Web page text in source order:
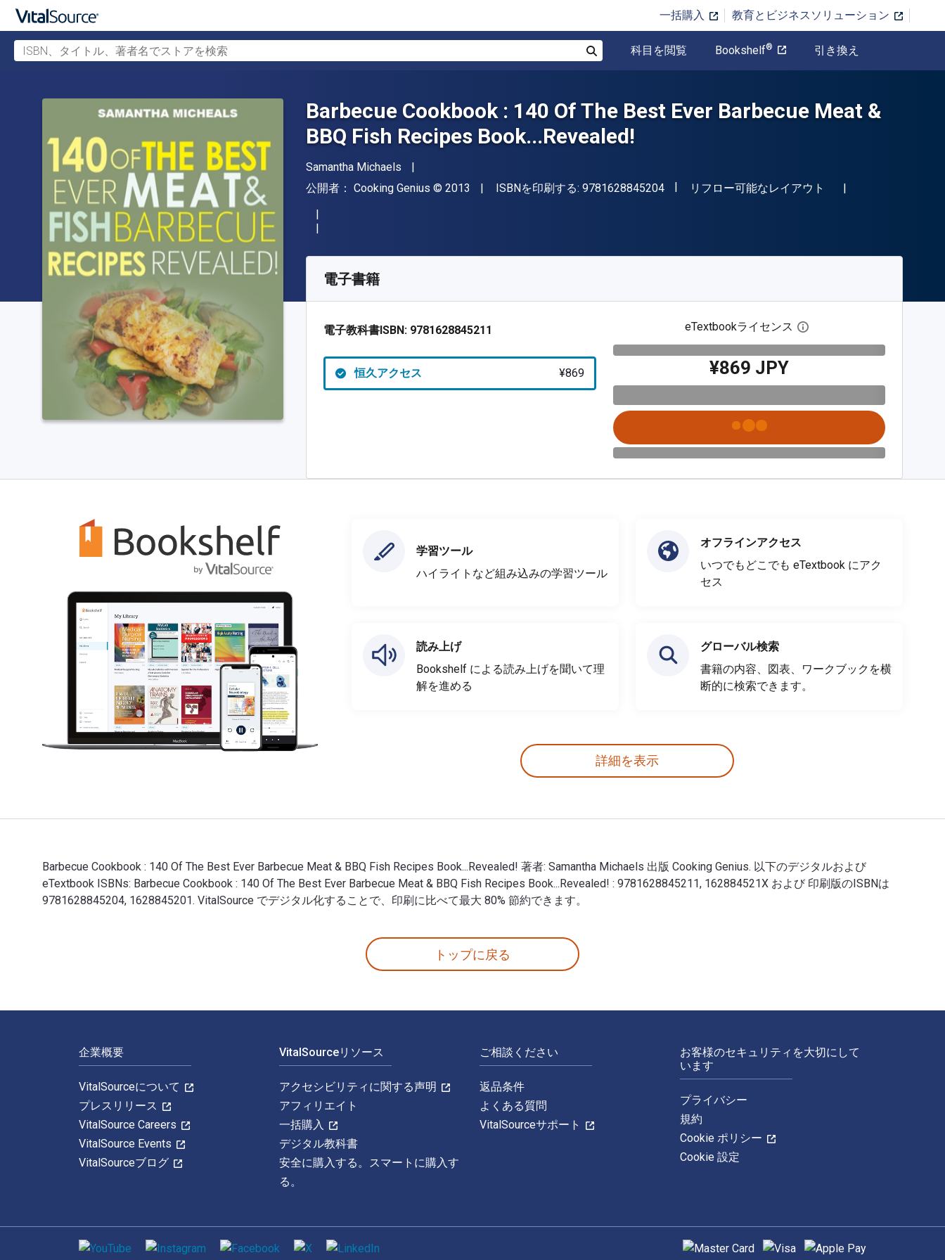
一括購入 教育とビジネスソリューション
ISBN、タイトル、著者名でストアを検索
科目を閲覧 Bookshelf® 引き換え
Barbecue Cookbook : 140 Of The Best Ever Barbecue Meat &
BBQ Fish Recipes Book...Revealed!
著者
Samantha Michaels
出版社
公開者： Cooking Genius 著作権
© 2013 ISBNを印刷する: 9781628845204"ISBN-13 9781628845204"
形式
リフロー可能なレイアウト
SKU:
電子書籍
電子教科書ISBN: 9781628845211
恒久アクセス ¥869
eTextbookライセンス デジタルライセンスダイ
¥869 JPY
学習ツール
ハイライトなど組み込みの学習ツール
読み上げ
Bookshelf による読み上げを聞いて理
解を進める
オフラインアクセス
いつでもどこでも eTextbook にアク
セス
グローバル検索
書籍の内容、図表、ワークブックを横
断的に検索できます。
詳細を表示
Barbecue Cookbook : 140 Of The Best Ever Barbecue Meat & BBQ Fish Recipes Book...Revealed! 著者: Samantha Michaels 出版 Cooking Genius. 以下のデジタルおよび
eTextbook ISBNs: Barbecue Cookbook : 140 Of The Best Ever Barbecue Meat & BBQ Fish Recipes Book...Revealed! : 9781628845211, 162884521X および 印刷版のISBNは
9781628845204, 1628845201. VitalSource でデジタル化することで、印刷に比べて最大 80% 節約できます。
トップに戻る
企業概要
VitalSourceについて
プレスリリース
VitalSource Careers
VitalSource Events
VitalSourceブログ
VitalSourceリソース
アクセシビリティに関する声明
アフィリエイト
一括購入
デジタル教科書
安全に購入する。スマートに購入す
る。
ご相談ください
返品条件
よくある質問
VitalSourceサポート
お客様のセキュリティを大切にして
います
プライバシー
規約
Cookie ポリシー
Cookie 設定
ソーシャルメディア サポートされている支払い方法